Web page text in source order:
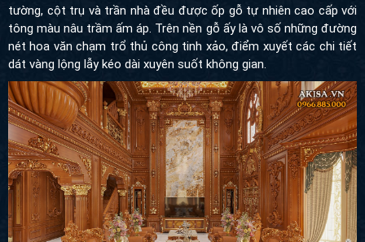
chạm trổ thủ công tinh xảo, điểm xuyết các chi tiết dát vàng lộng
lẫy kéo dài xuyên suốt không gian.